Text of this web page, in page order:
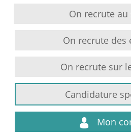
On recrute au
On recrute des
On recrute sur
Candidature
Mon